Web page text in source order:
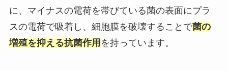
に、マイナスの電荷を帯びている菌の表面にプラ
スの電荷で吸着し、細胞膜を破壊することで菌の
増殖を抑える抗菌作用 を持っています。